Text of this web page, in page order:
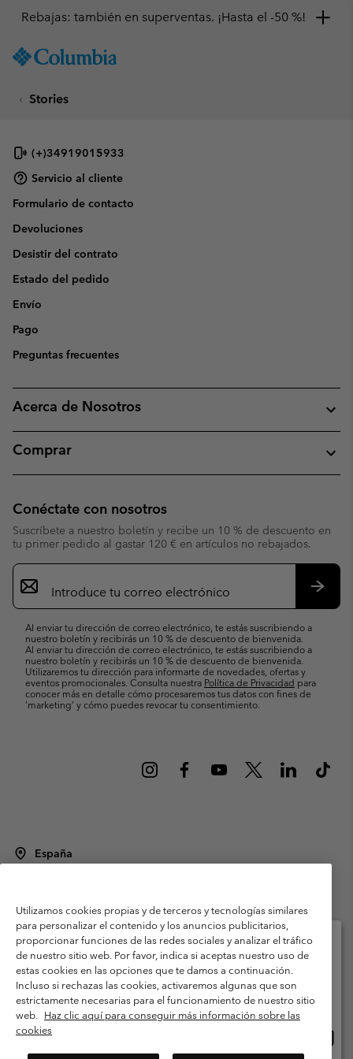
TO
SKIP
NAV
SKIP
SEARCH
Rebajas: también en superventas. ¡Hasta el -50 %!
Stories
(+)34919015933
Servicio al cliente
Formulario de contacto
Devoluciones
Desistir del contrato
Estado del pedido
Envío
Pago
Preguntas frecuentes
Acerca de Nosotros
Comprar
Conéctate con nosotros
Suscríbete a nuestro boletín y recibe un 10 % de descuento en
tu primer pedido al gastar 120 € en artículos no rebajados.
Suscripción
de
correo
Al enviar tu dirección de correo electrónico, te estás suscribiendo a
nuestro boletín y recibirás un 10 % de descuento de bienvenida.
Al enviar tu dirección de correo electrónico, te estás suscribiendo a
nuestro boletín y recibirás un 10 % de descuento de bienvenida.
Utilizaremos tu dirección para informarte de novedades, ofertas y
eventos promocionales. Consulta nuestra Política de Privacidad para
conocer más en detalle cómo procesaremos tus datos con fines de
’marketing’ y cómo puedes revocar tu consentimiento.
España
Condiciones de uso
Terminos de Venta
Garantía
Política de Privacidad
Términos y condiciones del programa de miembros
Términos De Uso Del Contenido Generado Por Los Usuarios
Impressum
Cookies Public CBCR
Utilizamos cookies propias y de terceros y tecnologías similares
para personalizar el contenido y los anuncios publicitarios,
proporcionar funciones de las redes sociales y analizar el tráfico
de nuestro sitio web. Por favor, indica si aceptas nuestro uso de
estas cookies en las opciones que te damos a continuación.
Incluso si rechazas las cookies, activaremos algunas que son
estrictamente necesarias para el funcionamiento de nuestro sitio
web. Haz clic aquí para conseguir más información sobre las
cookies
Selecciona tu país e idioma envío
Compras en línea disponibles